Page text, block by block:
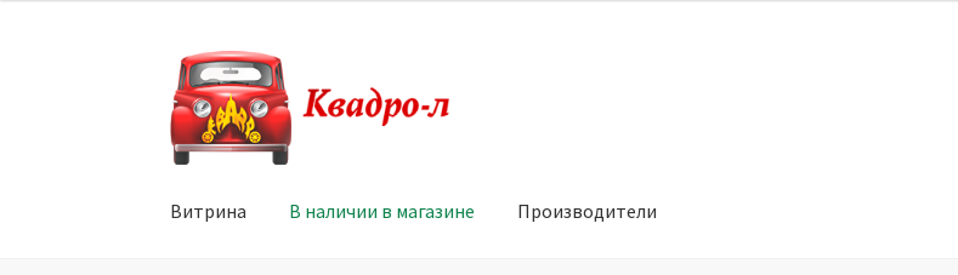
Перейти
к
навигации
Перейти
к
содержимому
Витрина В наличии в магазине Производители